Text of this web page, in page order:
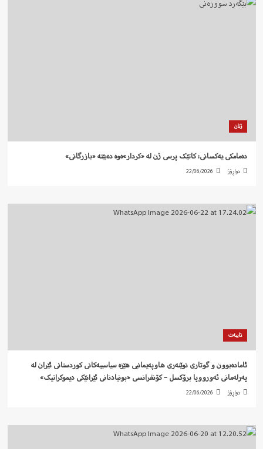
ژنان
دەمامکی یەکسانی: کاتێک پرسی ژن لە «کردار»ەوە دەبێتە «بازرگانی»
دواڕۆژ 22/06/2026
تایبەت
ئامادەبوون و گوتاری نوێنەری هاوپەیمانیی هێزە سیاسییەکانی کوردستانی ئێران لە
پەرلەمانی ئەورووپا برۆکسل – کۆنفرانسی «بونیادنانی ئێرانێکی دیموکراتیک»
دواڕۆژ 22/06/2026